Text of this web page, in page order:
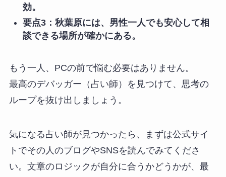
効。
要点3：秋葉原には、男性一人でも安心して相
談できる場所が確かにある。
もう一人、PCの前で悩む必要はありません。
最高のデバッガー（占い師）を見つけて、思考の
ループを抜け出しましょう。
気になる占い師が見つかったら、まずは公式サイ
トでその人のブログやSNSを読んでみてくださ
い。文章のロジックが自分に合うかどうかが、最